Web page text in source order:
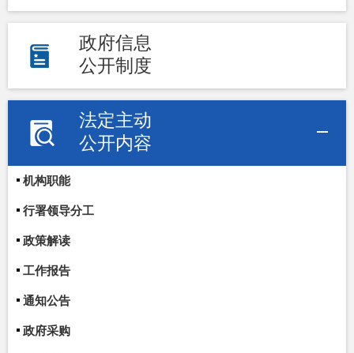
政府信息
公开制度
法定主动
公开内容
机构职能
行署领导分工
政策解读
工作报告
通知公告
政府采购